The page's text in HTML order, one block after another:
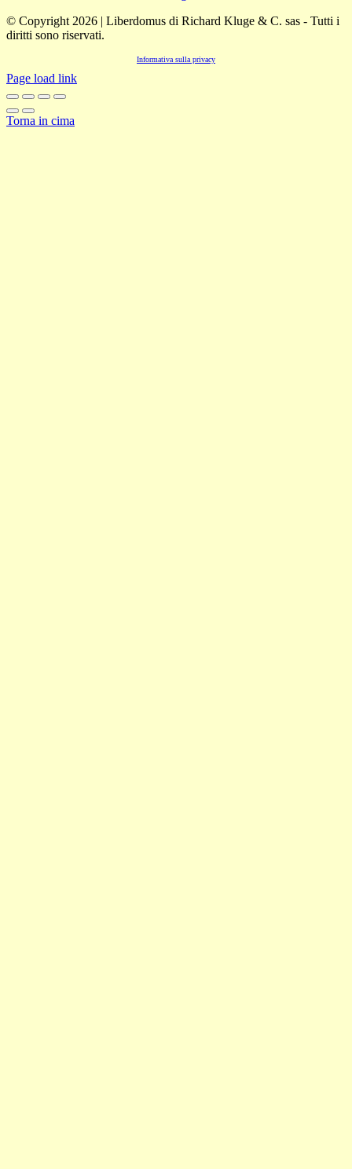
© Copyright 2026 | Liberdomus di Richard Kluge & C. sas - Tutti i
diritti sono riservati.
Informativa sulla privacy
Page load link
Torna in cima